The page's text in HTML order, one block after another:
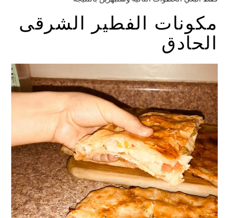
مكونات الفطير الشرقى
الحادق